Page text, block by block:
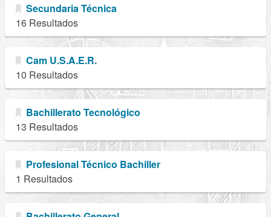
Secundaria Técnica
16 Resultados
Cam U.S.A.E.R.
10 Resultados
Bachillerato Tecnológico
13 Resultados
Profesional Técnico Bachiller
1 Resultados